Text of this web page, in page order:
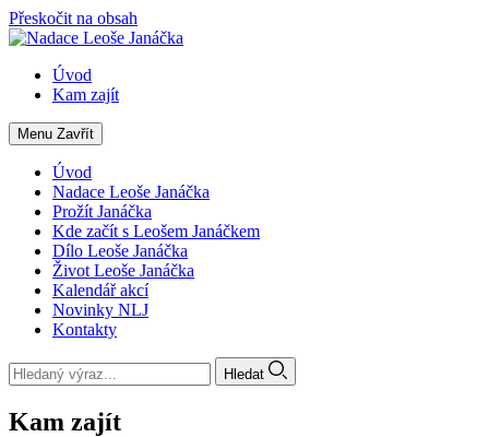
Přeskočit na obsah
Úvod
Kam zajít
Menu Zavřít
Úvod
Nadace Leoše Janáčka
Prožít Janáčka
Kde začít s Leošem Janáčkem
Dílo Leoše Janáčka
Život Leoše Janáčka
Kalendář akcí
Novinky NLJ
Kontakty
Hledat
Kam zajít